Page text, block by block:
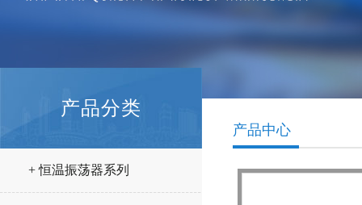
产品分类
+ 恒温振荡器系列
产品中心